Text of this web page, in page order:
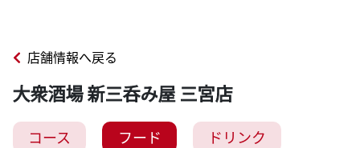
店舗情報へ戻る
大衆酒場 新三呑み屋 三宮店
コース フード ドリンク